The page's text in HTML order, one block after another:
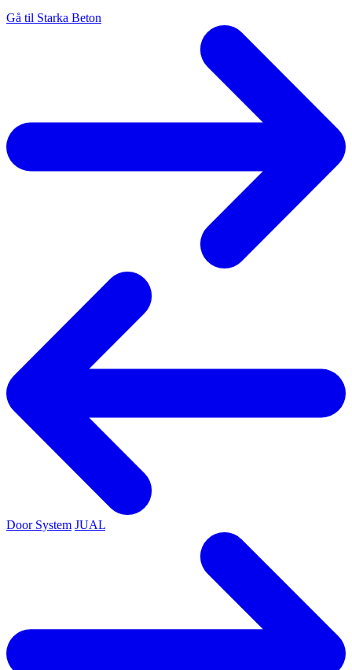
Gå til Starka Beton
Door System JUAL